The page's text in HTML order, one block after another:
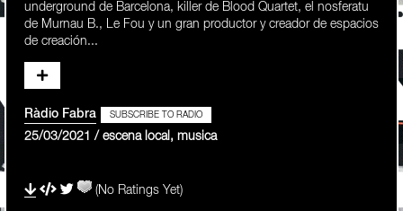
underground de Barcelona, killer de Blood Quartet, el nosferatu
de Murnau B., Le Fou y un gran productor y creador de espacios
de creación...
Ràdio Fabra SUBSCRIBE TO RADIO
25/03/2021 / escena local, musica
(No Ratings Yet)